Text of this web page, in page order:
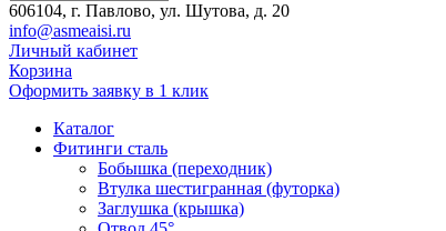
606104, г. Павлово, ул. Шутова, д. 20
info@asmeaisi.ru
Личный кабинет
Корзина
Оформить заявку в 1 клик
Каталог
Фитинги сталь
Бобышка (переходник)
Втулка шестигранная (футорка)
Заглушка (крышка)